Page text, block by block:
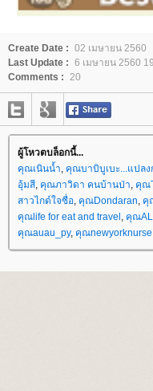
Create Date : 02 เมษายน 2560
Last Update : 6 เมษายน 2560
Comments : 20
ผู้โหวตบล็อกนี้...
คุณเนินน้ำ, คุณบาบิบูเบะ...แปลง
อุ้มสี, คุณภาวิดา คนบ้านป่า, คุณ
สาวไกด์ใจซื่อ, คุณDondaran, คุ
คุณlife for eat and travel , คุณ
คุณauau_py, คุณnewyorknurse